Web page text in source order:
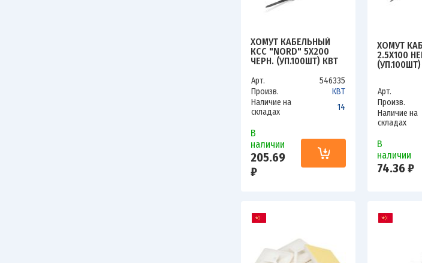
ХОМУТ КАБЕЛЬНЫЙ
КСС "NORD" 5Х200
ЧЕРН. (УП.100ШТ) КВТ
Арт.
546335
Произв.
КВТ
Наличие на
складах
14
В
наличии
205.69
₽
ХОМУТ
2.5Х100
(УП.100ШТ)
Арт.
Произв.
Наличие на
складах
В
наличии
74.36 ₽